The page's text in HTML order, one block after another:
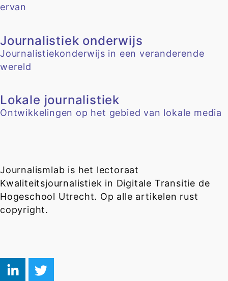
ervan
Journalistiek onderwijs
Journalistiekonderwijs in een veranderende
wereld
Lokale journalistiek
Ontwikkelingen op het gebied van lokale media
Journalismlab is het lectoraat
Kwaliteitsjournalistiek in Digitale Transitie de
Hogeschool Utrecht. Op alle artikelen rust
copyright.